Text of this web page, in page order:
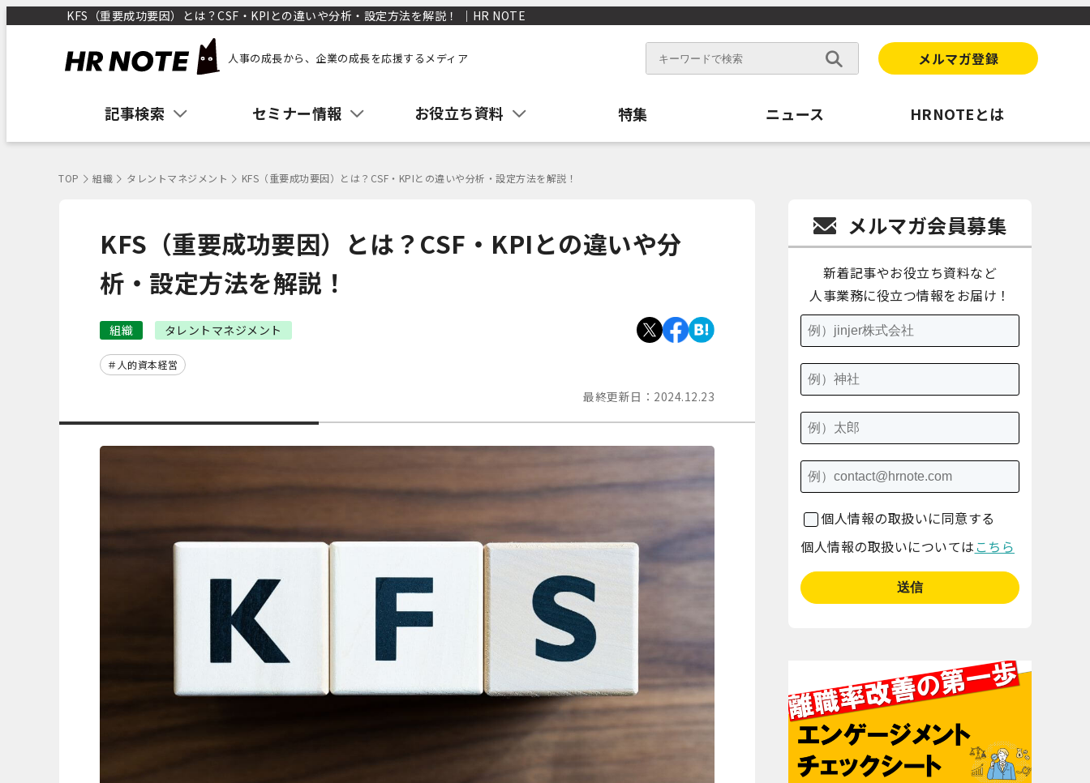
KFS（重要成功要因）とは？CSF・KPIとの違いや分析・設定方法を解説！ ｜HR NOTE
人事の成長から、企業の成長を応援するメディア メルマガ登録
記事検索 セミナー情報 お役立ち資料 特集 ニュース HRNOTEとは
TOP 組織 タレントマネジメント KFS（重要成功要因）とは？CSF・KPIとの違いや分析・設定方法を解説！
KFS（重要成功要因）とは？CSF・KPIとの違いや分
析・設定方法を解説！
組織 タレントマネジメント
人的資本経営
最終更新日： 2024.12.23
メルマガ会員募集
新着記事やお役立ち資料など
人事業務に役立つ情報をお届け！
個人情報の取扱いに同意する
個人情報の取扱いについては こちら